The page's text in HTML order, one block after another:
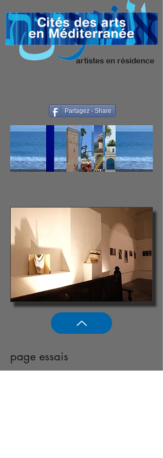
artistes en résidence
Partagez - Share
page essais